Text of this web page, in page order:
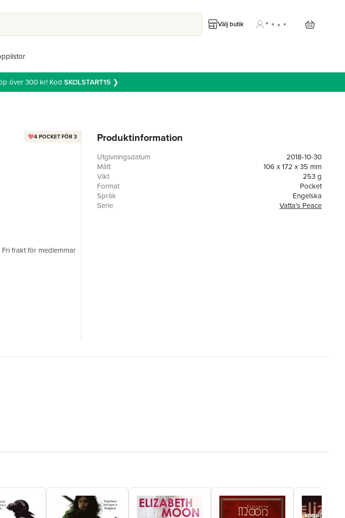
Välj butik
över 300 kr! Kod SKOLSTART15❯
4 POCKET FÖR 3
Fri frakt för medlemmar
Produktinformation
Utgivningsdatum
2018-10-30
Mått
106 x 172 x 35 mm
Vikt
253 g
Format
Pocket
Språk
Engelska
Serie
Vatta's Peace